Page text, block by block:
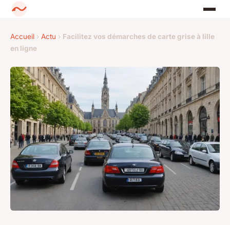
Accueil › Actu › Facilitez vos démarches de carte grise à lille
en ligne